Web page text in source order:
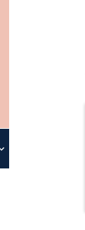
Sélectionnez
la